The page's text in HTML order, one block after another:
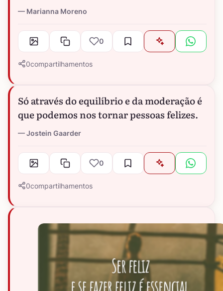
Marianna Moreno
0
0compartilhamentos
Só através do equilíbrio e da moderação é
que podemos nos tornar pessoas felizes.
Jostein Gaarder
0
0compartilhamentos